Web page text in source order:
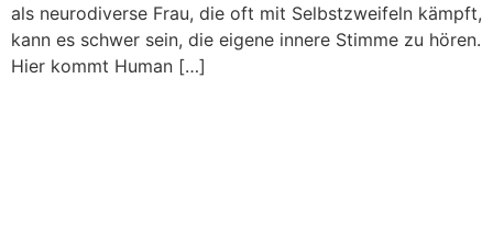
als neurodiverse Frau, die oft mit Selbstzweifeln kämpft,
kann es schwer sein, die eigene innere Stimme zu hören.
Hier kommt Human […]